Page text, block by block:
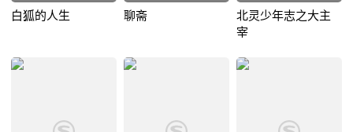
白狐的人生 聊斋
北灵少年志之大主
宰